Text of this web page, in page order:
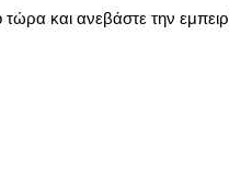
τώρα και ανεβάστε την